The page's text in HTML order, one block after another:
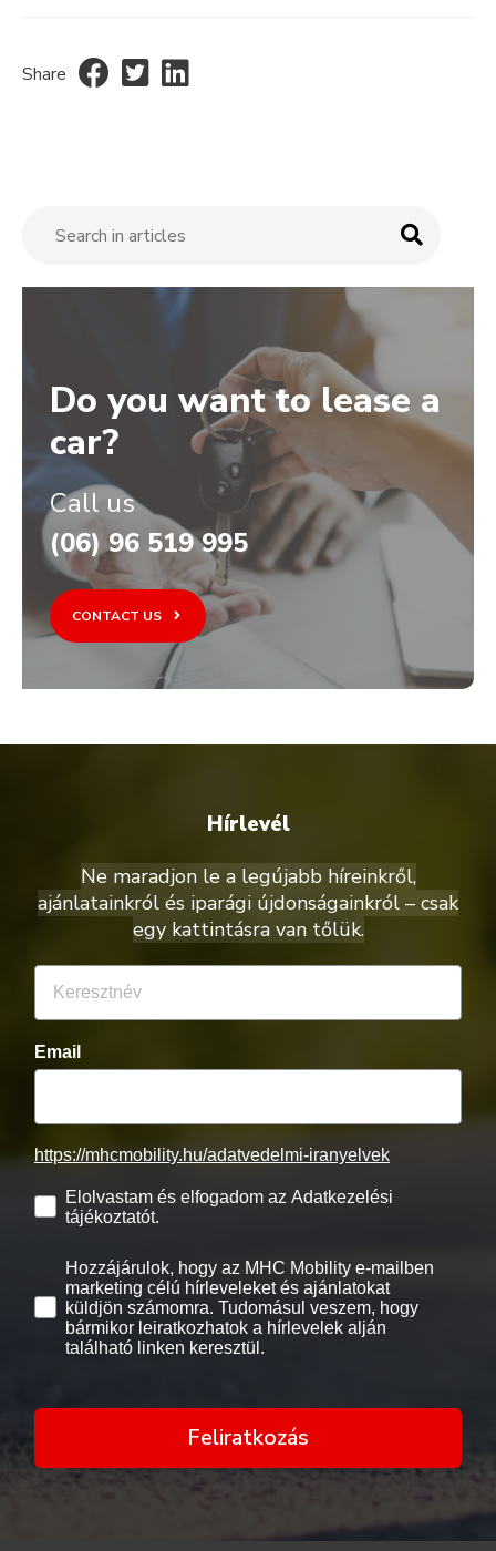
Share
Do you want to lease a
car?
Call us
(06) 96 519 995
CONTACT US
Hírlevél
Ne maradjon le a legújabb híreinkről,
ajánlatainkról és iparági újdonságainkról – csak
egy kattintásra van tőlük.
Email
https://mhcmobility.hu/adatvedelmi-iranyelvek
Elolvastam és elfogadom az Adatkezelési
tájékoztatót.
Hozzájárulok, hogy az MHC Mobility e-mailben
marketing célú hírleveleket és ajánlatokat
küldjön számomra. Tudomásul veszem, hogy
bármikor leiratkozhatok a hírlevelek alján
található linken keresztül.
Feliratkozás